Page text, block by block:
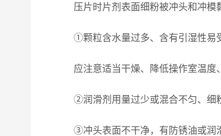
压片时片剂表面细粉被冲头和冲模黏
①颗粒含水量过多、含有引湿性易受
应注意适当干燥、降低操作室温度
②润滑剂用量过少或混合不匀、细粉
③冲头表面不干净，有防锈油或润滑